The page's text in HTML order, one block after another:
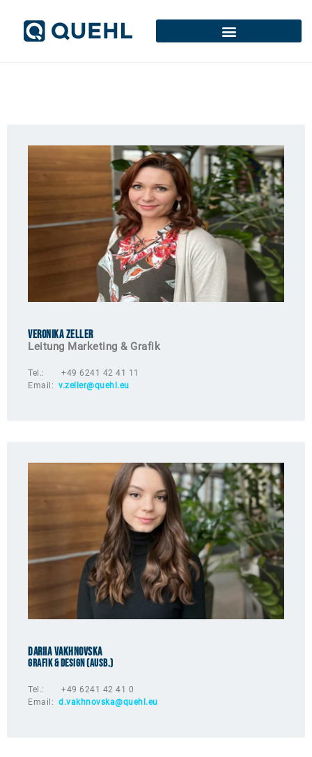
Veronika Zeller
Leitung Marketing & Grafik
Tel.: +49 6241 42 41 11
Email: v.zeller@quehl.eu
Dariia Vakhnovska
Grafik & Design (Ausb.)
Tel.: +49 6241 42 41 0
Email: d.vakhnovska@quehl.eu